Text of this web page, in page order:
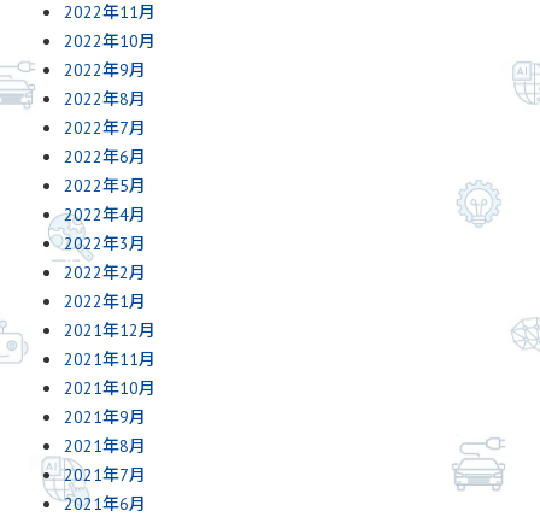
2022年11月
2022年10月
2022年9月
2022年8月
2022年7月
2022年6月
2022年5月
2022年4月
2022年3月
2022年2月
2022年1月
2021年12月
2021年11月
2021年10月
2021年9月
2021年8月
2021年7月
2021年6月